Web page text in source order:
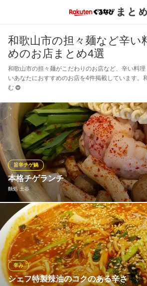
和歌山市の担々麺など辛い
めのお店まとめ4選
和歌山市の担々麺がこだわりのお店など、辛い料
いあなたにおすすめのお店を4件掲載しています。
む
本格チゲランチ
麵処 土谷
旨辛チゲ鍋
ホルモン/海鮮/牡蠣などなど、日替わりの
格的なチゲを贅沢にお召し上がりください。
麵処 土谷
本格韓国料理ランチ
ＪＲ和歌山駅 徒歩4分
和歌山県和歌山市黒田2-2-4
シェフ特製辣油のコクのある辛さ
辛み